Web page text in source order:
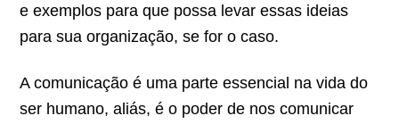
e exemplos para que possa levar essas ideias
para sua organização, se for o caso.
A comunicação é uma parte essencial na vida do
ser humano, aliás, é o poder de nos comunicar